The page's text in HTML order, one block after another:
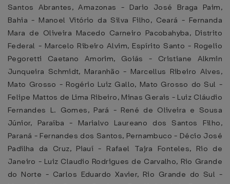
Santos Abrantes, Amazonas - Dario José Braga Paim,
Bahia - Manoel Vitório da Silva Filho, Ceará - Fernanda
Mara de Oliveira Macedo Carneiro Pacobahyba, Distrito
Federal - Marcelo Ribeiro Alvim, Espírito Santo - Rogelio
Pegoretti Caetano Amorim, Goiás - Cristiane Alkmin
Junqueira Schmidt, Maranhão - Marcellus Ribeiro Alves,
Mato Grosso - Rogério Luiz Gallo, Mato Grosso do Sul -
Felipe Mattos de Lima Ribeiro, Minas Gerais - Luiz Cláudio
Fernandes L. Gomes, Pará - René de Oliveira e Sousa
Júnior, Paraíba - Marialvo Laureano dos Santos Filho,
Paraná - Fernandes dos Santos, Pernambuco - Décio José
Padilha da Cruz, Piauí - Rafael Tajra Fonteles, Rio de
Janeiro - Luiz Claudio Rodrigues de Carvalho, Rio Grande
do Norte - Carlos Eduardo Xavier, Rio Grande do Sul -